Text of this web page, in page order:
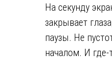
На секунду
закрывает
паузы. Не
началом. И где-